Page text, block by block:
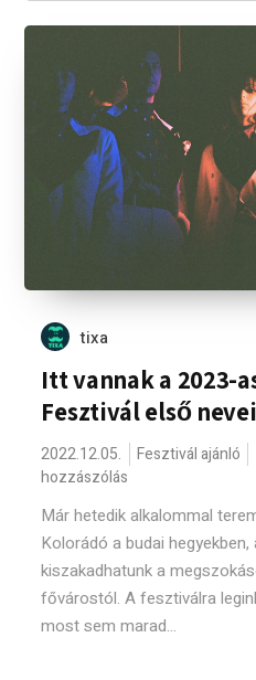
tixa
Itt vannak a 2023-
Fesztivál első
2022.12.05. Fesztivál ajánló
hozzászólás
Már hetedik alkalommal
Kolorádó a budai
kiszakadhatunk a
fővárostól. A fesztiválra
most sem marad...